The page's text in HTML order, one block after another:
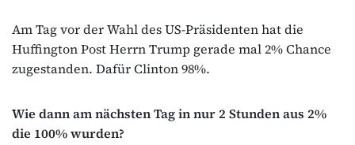
Am Tag vor der Wahl des US-Präsidenten hat die
Huffington Post Herrn Trump gerade mal 2% Chance
zugestanden. Dafür Clinton 98%.
Wie dann am nächsten Tag in nur 2 Stunden aus 2%
die 100% wurden?